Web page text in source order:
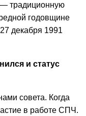
— традиционную
годовщине
декабря 1991
и статус
cовета. Когда
в работе СПЧ.